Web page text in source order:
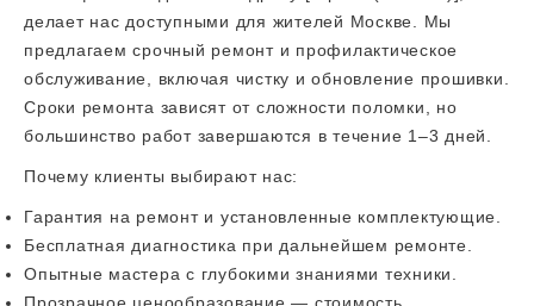
делает нас доступными для жителей Москве. Мы
предлагаем срочный ремонт и профилактическое
обслуживание, включая чистку и обновление прошивки.
Сроки ремонта зависят от сложности поломки, но
большинство работ завершаются в течение 1–3 дней.
Почему клиенты выбирают нас:
Гарантия на ремонт и установленные комплектующие.
Бесплатная диагностика при дальнейшем ремонте.
Опытные мастера с глубокими знаниями техники.